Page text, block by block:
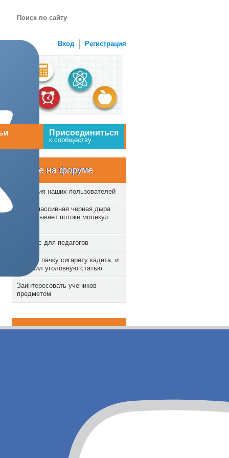
Вход Регистрация
Присоединиться
к сообществу
Новое на форуме
Творения наших пользователей
Сверхмассивная черная дыра
выбрасывает потоки молекул
Конкурс для педагогов
Забрал пачку сигарету кадета, и
получил уголовную статью
Заинтересовать учеников
предметом
Рассказать о нас